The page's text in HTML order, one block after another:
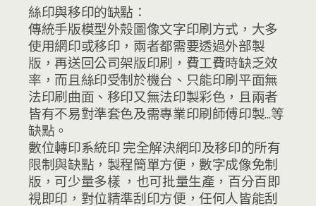
絲印與移印的缺點：
傳統手版模型外殼圖像文字印刷方式，大多
使用網印或移印，兩者都需要透過外部製
版，再送回公司架版印刷，費工費時缺乏效
率，而且絲印受制於機台、只能印刷平面無
法印刷曲面、移印又無法印製彩色，且兩者
皆有不易對準套色及需專業印刷師傅印製…等
缺點。
數位轉印系統印 完全解決網印及移印的所有
限制與缺點，製程簡單方便，數字成像免制
版，可少量多樣 ，也可批量生產，百分百即
視即印，對位精準刮印方便，任何人皆能刮